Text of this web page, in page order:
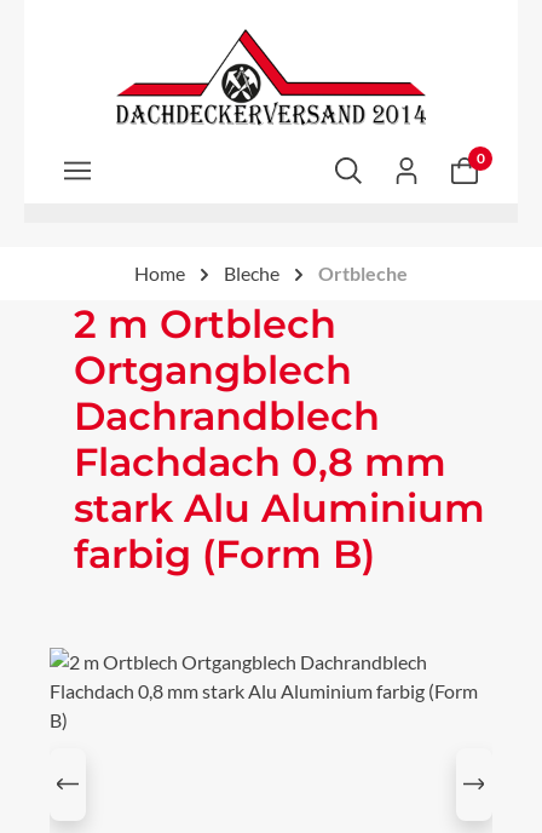
Zum Hauptinhalt springen
0
Home Bleche Ortbleche
2 m Ortblech
Ortgangblech
Dachrandblech
Flachdach 0,8 mm
stark Alu Aluminium
farbig (Form B)
Bildergalerie überspringen